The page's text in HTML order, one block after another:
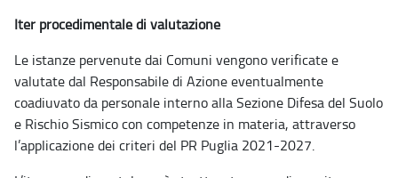
Iter procedimentale di valutazione
Le istanze pervenute dai Comuni vengono verificate e
valutate dal Responsabile di Azione eventualmente
coadiuvato da personale interno alla Sezione Difesa del Suolo
e Rischio Sismico con competenze in materia, attraverso
l’applicazione dei criteri del PR Puglia 2021-2027.